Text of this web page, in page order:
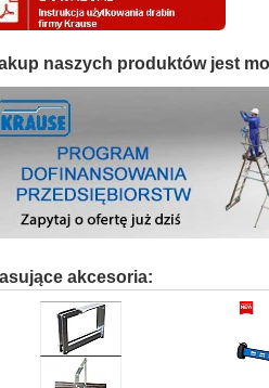
naszych produktów jest
akcesoria: